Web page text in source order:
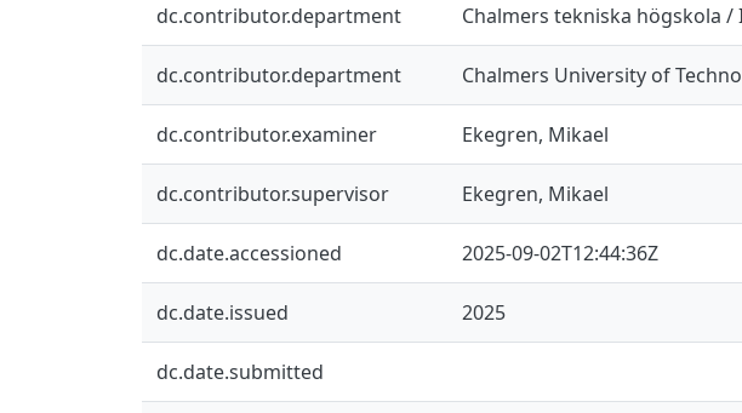
dc.contributor.department Chalmers tekniska högskola
dc.contributor.department Chalmers University of
dc.contributor.examiner Ekegren, Mikael
dc.contributor.supervisor Ekegren, Mikael
dc.date.accessioned 2025-09-02T12:44:36Z
dc.date.issued 2025
dc.date.submitted